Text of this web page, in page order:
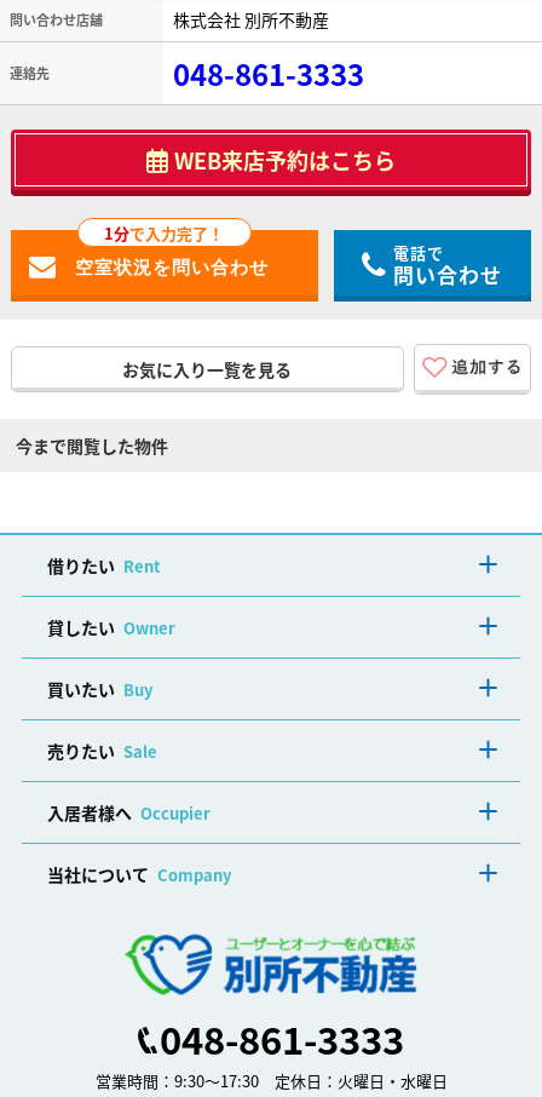
問い合わせ店舗 株式会社 別所不動産
連絡先 048-861-3333
WEB来店予約はこちら
1分で入力完了！
電話で
問い合わせ
お気に入り一覧を見る
今まで閲覧した物件
借りたい Rent
貸したい Owner
買いたい Buy
売りたい Sale
入居者様へ Occupier
当社について Company
048-861-3333
営業時間：9:30～17:30 定休日：火曜日・水曜日